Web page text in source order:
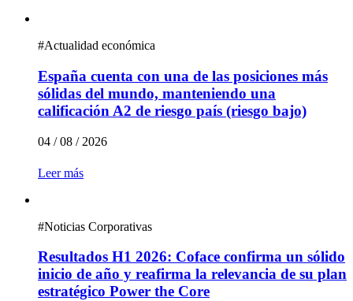
#Actualidad económica
España cuenta con una de las posiciones más
sólidas del mundo, manteniendo una
calificación A2 de riesgo país (riesgo bajo)
04 / 08 / 2026
Leer más
#Noticias Corporativas
Resultados H1 2026: Coface confirma un sólido
inicio de año y reafirma la relevancia de su plan
estratégico Power the Core